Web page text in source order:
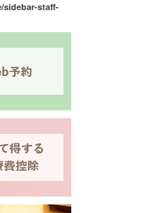
sidebar-staff-